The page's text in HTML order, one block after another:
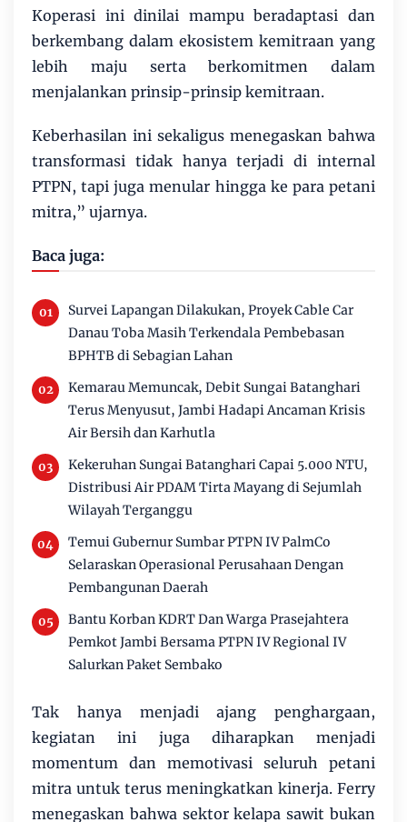
Koperasi ini dinilai mampu beradaptasi dan
berkembang dalam ekosistem kemitraan yang
lebih maju serta berkomitmen dalam
menjalankan prinsip-prinsip kemitraan.
Keberhasilan ini sekaligus menegaskan bahwa
transformasi tidak hanya terjadi di internal
PTPN, tapi juga menular hingga ke para petani
mitra,” ujarnya.
Baca juga:
Survei Lapangan Dilakukan, Proyek Cable Car
Danau Toba Masih Terkendala Pembebasan
BPHTB di Sebagian Lahan
Kemarau Memuncak, Debit Sungai Batanghari
Terus Menyusut, Jambi Hadapi Ancaman Krisis
Air Bersih dan Karhutla
Kekeruhan Sungai Batanghari Capai 5.000 NTU,
Distribusi Air PDAM Tirta Mayang di Sejumlah
Wilayah Terganggu
Temui Gubernur Sumbar PTPN IV PalmCo
Selaraskan Operasional Perusahaan Dengan
Pembangunan Daerah
Bantu Korban KDRT Dan Warga Prasejahtera
Pemkot Jambi Bersama PTPN IV Regional IV
Salurkan Paket Sembako
Tak hanya menjadi ajang penghargaan,
kegiatan ini juga diharapkan menjadi
momentum dan memotivasi seluruh petani
mitra untuk terus meningkatkan kinerja. Ferry
menegaskan bahwa sektor kelapa sawit bukan